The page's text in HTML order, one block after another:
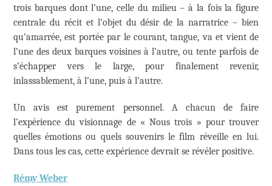
trois barques dont l’une, celle du milieu – à la fois la figure
centrale du récit et l’objet du désir de la narratrice – bien
qu’amarrée, est portée par le courant, tangue, va et vient de
l’une des deux barques voisines à l’autre, ou tente parfois de
s’échapper vers le large, pour finalement revenir,
inlassablement, à l’une, puis à l’autre.
Un avis est purement personnel. A chacun de faire
l’expérience du visionnage de « Nous trois » pour trouver
quelles émotions ou quels souvenirs le film réveille en lui.
Dans tous les cas, cette expérience devrait se révéler positive.
Rémy Weber